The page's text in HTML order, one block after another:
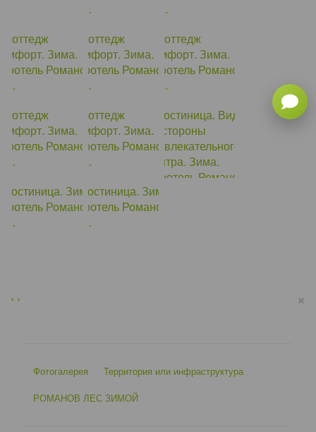
‹ › ×
Фотогалерея
Территория или инфраструктура
РОМАНОВ ЛЕС ЗИМОЙ